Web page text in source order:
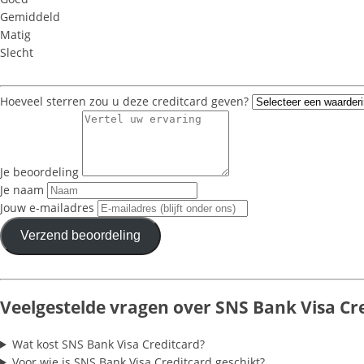
Gemiddeld
Matig
Slecht
Hoeveel sterren zou u deze creditcard geven?
Je beoordeling
Je naam
Jouw e-mailadres
Verzend beoordeling
Veelgestelde vragen over SNS Bank Visa
Wat kost SNS Bank Visa Creditcard?